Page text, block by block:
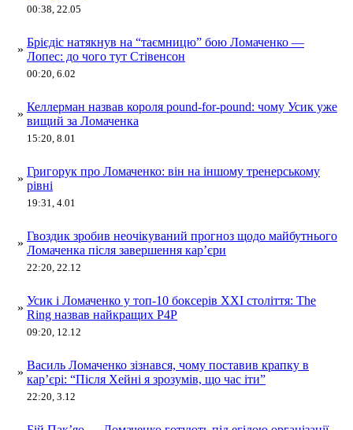
00:38, 22.05
»
Брієдіс натякнув на “таємницю” бою Ломаченко —
Лопес: до чого тут Стівенсон
00:20, 6.02
»
Келлерман назвав короля pound-for-pound: чому Усик уже
вищий за Ломаченка
15:20, 8.01
»
Григорук про Ломаченко: він на іншому тренерському
рівні
19:31, 4.01
»
Гвоздик зробив неочікуваний прогноз щодо майбутнього
Ломаченка після завершення кар’єри
22:20, 22.12
»
Усик і Ломаченко у топ-10 боксерів XXI століття: The
Ring назвав найкращих P4P
09:20, 12.12
»
Василь Ломаченко зізнався, чому поставив крапку в
кар’єрі: “Після Хейні я зрозумів, що час іти”
22:20, 3.12